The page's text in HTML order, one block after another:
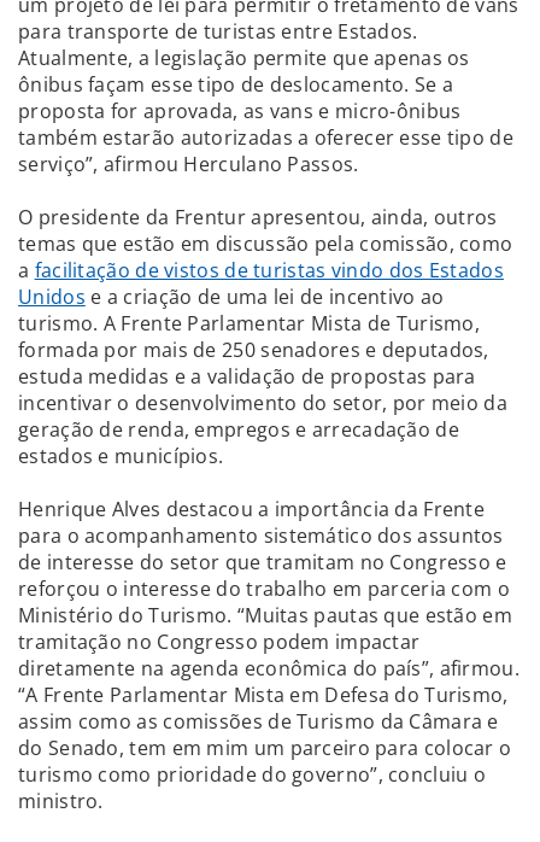
para transporte de turistas entre Estados.
Atualmente, a legislação permite que apenas os
ônibus façam esse tipo de deslocamento. Se a
proposta for aprovada, as vans e micro-ônibus
também estarão autorizadas a oferecer esse tipo de
serviço”, afirmou Herculano Passos.
O presidente da Frentur apresentou, ainda, outros
temas que estão em discussão pela comissão, como
a facilitação de vistos de turistas vindo dos Estados
Unidos e a criação de uma lei de incentivo ao
turismo. A Frente Parlamentar Mista de Turismo,
formada por mais de 250 senadores e deputados,
estuda medidas e a validação de propostas para
incentivar o desenvolvimento do setor, por meio da
geração de renda, empregos e arrecadação de
estados e municípios.
Henrique Alves destacou a importância da Frente
para o acompanhamento sistemático dos assuntos
de interesse do setor que tramitam no Congresso e
reforçou o interesse do trabalho em parceria com o
Ministério do Turismo. “Muitas pautas que estão em
tramitação no Congresso podem impactar
diretamente na agenda econômica do país”, afirmou.
“A Frente Parlamentar Mista em Defesa do Turismo,
assim como as comissões de Turismo da Câmara e
do Senado, tem em mim um parceiro para colocar o
turismo como prioridade do governo”, concluiu o
ministro.